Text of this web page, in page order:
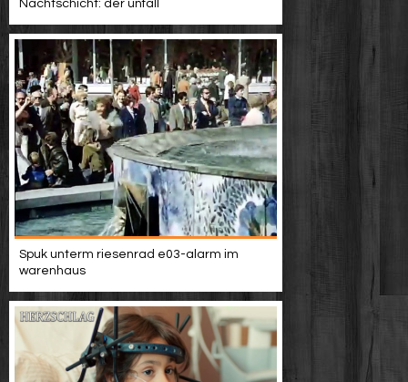
Nachtschicht: der unfall
Spuk unterm riesenrad e03-alarm im
warenhaus